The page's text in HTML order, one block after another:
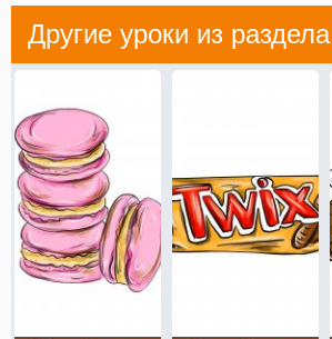
Другие уроки из раздела